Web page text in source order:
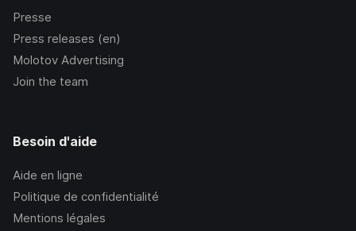
Presse
Press releases (en)
Molotov Advertising
Join the team
Besoin d'aide
Aide en ligne
Politique de confidentialité
Mentions légales